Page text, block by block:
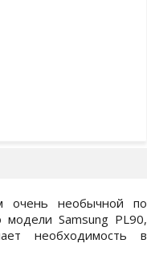
очень необычной по
Samsung PL90,
необходимость в